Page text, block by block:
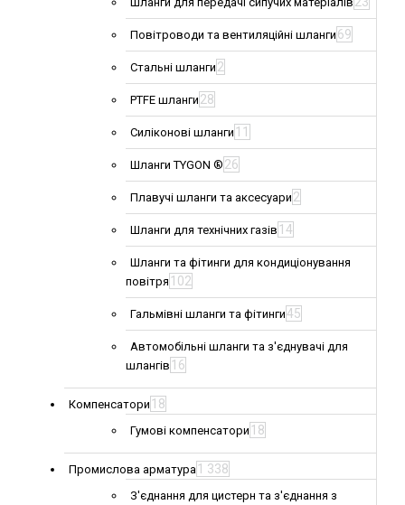
Повітроводи та вентиляційні шланги 69
Стальні шланги 2
PTFE шланги 28
Силіконові шланги 11
Шланги TYGON ® 26
Плавучі шланги та аксесуари 2
Шланги для технічних газів 14
Шланги та фітинги для кондиціонування
повітря 102
Гальмівні шланги та фітинги45
Автомобільні шланги та з'єднувачі для
шлангів 16
Компенсатори 18
Гумові компенсатори 18
Промислова арматура 1 338
З'єднання для цистерн та з'єднання з